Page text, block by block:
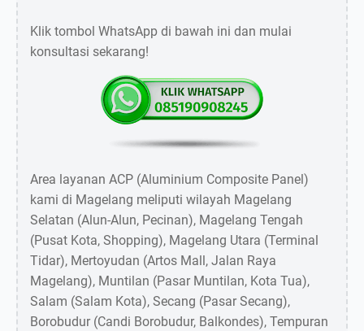
Klik tombol WhatsApp di bawah ini dan mulai
konsultasi sekarang!
Area layanan ACP (Aluminium Composite Panel)
kami di Magelang meliputi wilayah Magelang
Selatan (Alun-Alun, Pecinan), Magelang Tengah
(Pusat Kota, Shopping), Magelang Utara (Terminal
Tidar), Mertoyudan (Artos Mall, Jalan Raya
Magelang), Muntilan (Pasar Muntilan, Kota Tua),
Salam (Salam Kota), Secang (Pasar Secang),
Borobudur (Candi Borobudur, Balkondes), Tempuran